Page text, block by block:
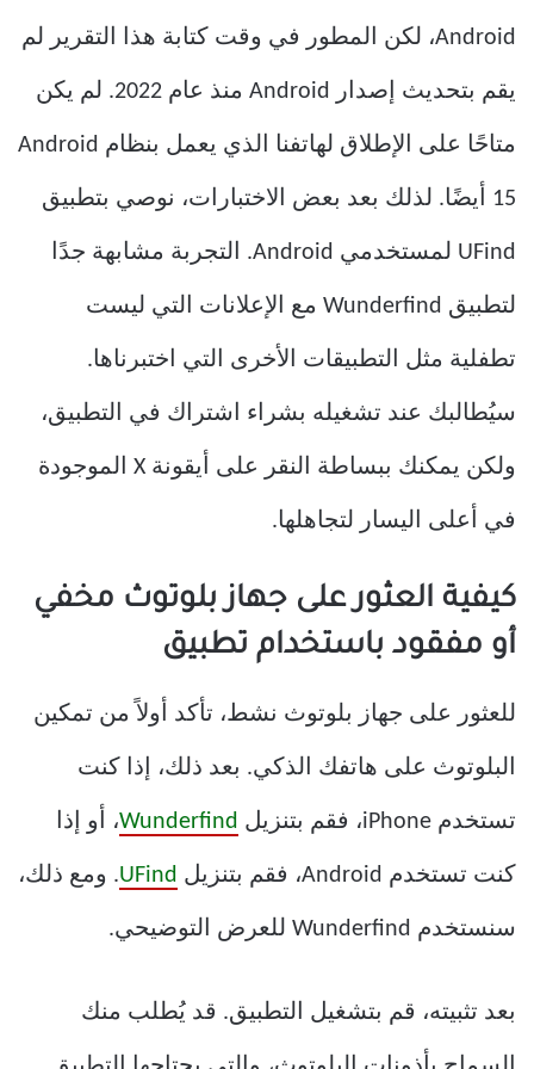
Android، لكن المطور في وقت كتابة هذا التقرير لم
يقم بتحديث إصدار Android منذ عام 2022. لم يكن
متاحًا على الإطلاق لهاتفنا الذي يعمل بنظام Android
15 أيضًا. لذلك بعد بعض الاختبارات، نوصي بتطبيق
UFind لمستخدمي Android. التجربة مشابهة جدًا
لتطبيق Wunderfind مع الإعلانات التي ليست
تطفلية مثل التطبيقات الأخرى التي اختبرناها.
سيُطالبك عند تشغيله بشراء اشتراك في التطبيق،
ولكن يمكنك ببساطة النقر على أيقونة X الموجودة
في أعلى اليسار لتجاهلها.
كيفية العثور على جهاز بلوتوث مخفي
أو مفقود باستخدام تطبيق
للعثور على جهاز بلوتوث نشط، تأكد أولاً من تمكين
البلوتوث على هاتفك الذكي. بعد ذلك، إذا كنت
تستخدم iPhone، فقم بتنزيل Wunderfind، أو إذا
كنت تستخدم Android، فقم بتنزيل UFind. ومع ذلك،
سنستخدم Wunderfind للعرض التوضيحي.
بعد تثبيته، قم بتشغيل التطبيق. قد يُطلب منك